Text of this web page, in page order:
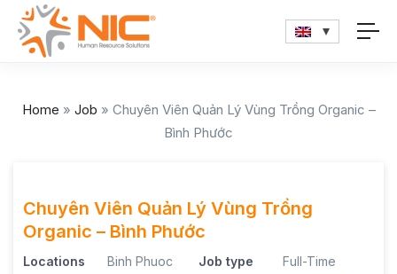
Home » Job » Chuyên Viên Quản Lý Vùng Trồng Organic –
Bình Phước
Chuyên Viên Quản Lý Vùng Trồng
Organic – Bình Phước
Locations
Binh Phuoc
Job type
Full-Time